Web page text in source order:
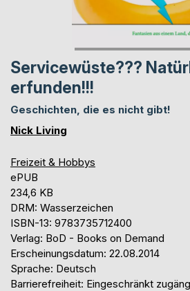
the
images
gallery
the
images
gallery
Servicewüste???
erfunden!!!
Geschichten, die es nicht gibt!
Nick Living
Freizeit & Hobbys
ePUB
234,6 KB
DRM: Wasserzeichen
ISBN-13: 9783735712400
Verlag: BoD - Books on Demand
Erscheinungsdatum: 22.08.2014
Sprache: Deutsch
Barrierefreiheit: Eingeschränkt